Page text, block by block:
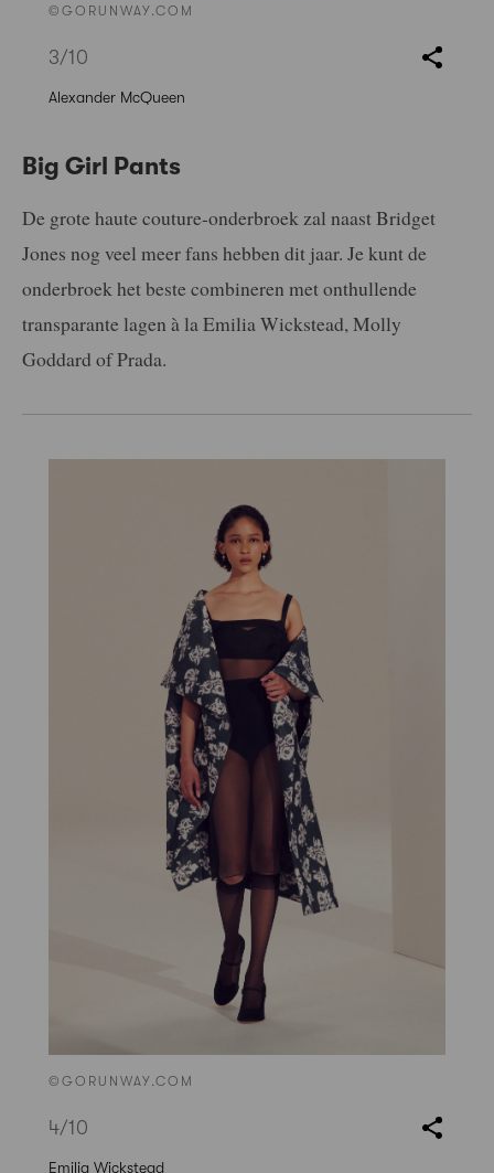
©GORUNWAY.COM
3/10
Alexander McQueen
Big Girl Pants
De grote haute couture-onderbroek zal naast Bridget
Jones nog veel meer fans hebben dit jaar. Je kunt de
onderbroek het beste combineren met onthullende
transparante lagen à la Emilia Wickstead, Molly
Goddard of Prada.
©GORUNWAY.COM
4/10
Emilia Wickstead